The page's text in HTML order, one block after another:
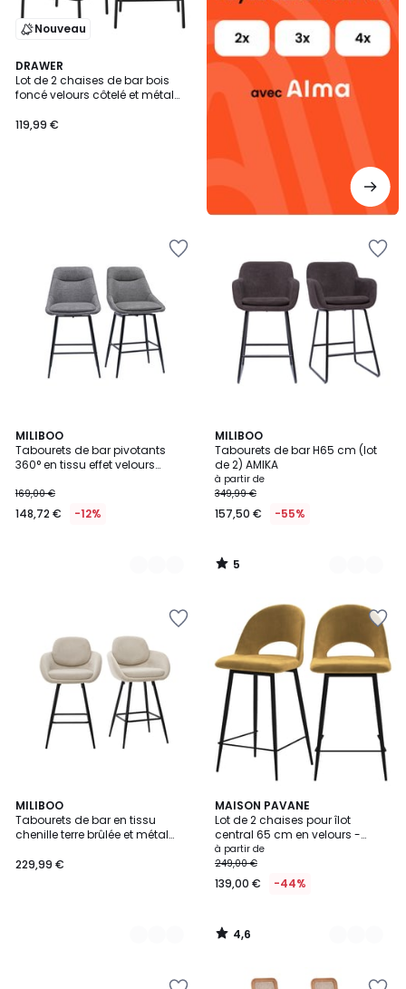
Nouveau
DRAWER
Lot de 2 chaises de bar bois
foncé velours côtelé et métal
119,99 €
MILIBOO
Tabourets de bar pivotants
360° en tissu effet velours
cm (lot de 2) ALESS
169,00 €
148,72 € -12%
3
Couleurs
MILIBOO
Tabourets de bar H65 cm (lot
de 2) AMIKA
à partir de
349,99 €
157,50 € -55%
5
/
5
6
Couleurs
5
/
MILIBOO
Tabourets de bar en tissu
chenille terre brûlée et métal
229,99 €
2
Couleurs
MAISON PAVANE
Lot de 2 chaises pour îlot
central 65 cm en velours -
PÉNÉLOPE
à partir de
249,00 €
139,00 € -44%
4,6
/ 5
3
Couleurs
4,6
/